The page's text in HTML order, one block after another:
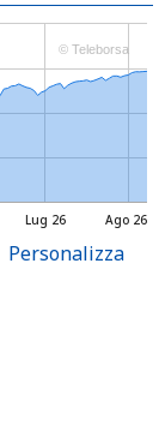
Lug 26 Ago 26
© Teleborsa
Personalizza